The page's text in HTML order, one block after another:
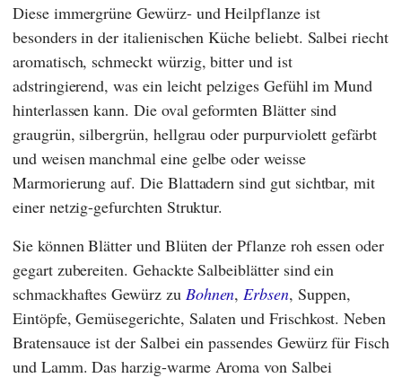
Diese immergrüne Gewürz- und Heilpflanze ist
besonders in der italienischen Küche beliebt. Salbei riecht
aromatisch, schmeckt würzig, bitter und ist
adstringierend, was ein leicht pelziges Gefühl im Mund
hinterlassen kann. Die oval geformten Blätter sind
graugrün, silbergrün, hellgrau oder purpurviolett gefärbt
und weisen manchmal eine gelbe oder weisse
Marmorierung auf. Die Blattadern sind gut sichtbar, mit
einer netzig-gefurchten Struktur.
Sie können Blätter und Blüten der Pflanze roh essen oder
gegart zubereiten. Gehackte Salbeiblätter sind ein
schmackhaftes Gewürz zu Bohnen,Erbsen, Suppen,
Eintöpfe, Gemüsegerichte, Salaten und Frischkost. Neben
Bratensauce ist der Salbei ein passendes Gewürz für Fisch
und Lamm. Das harzig-warme Aroma von Salbei